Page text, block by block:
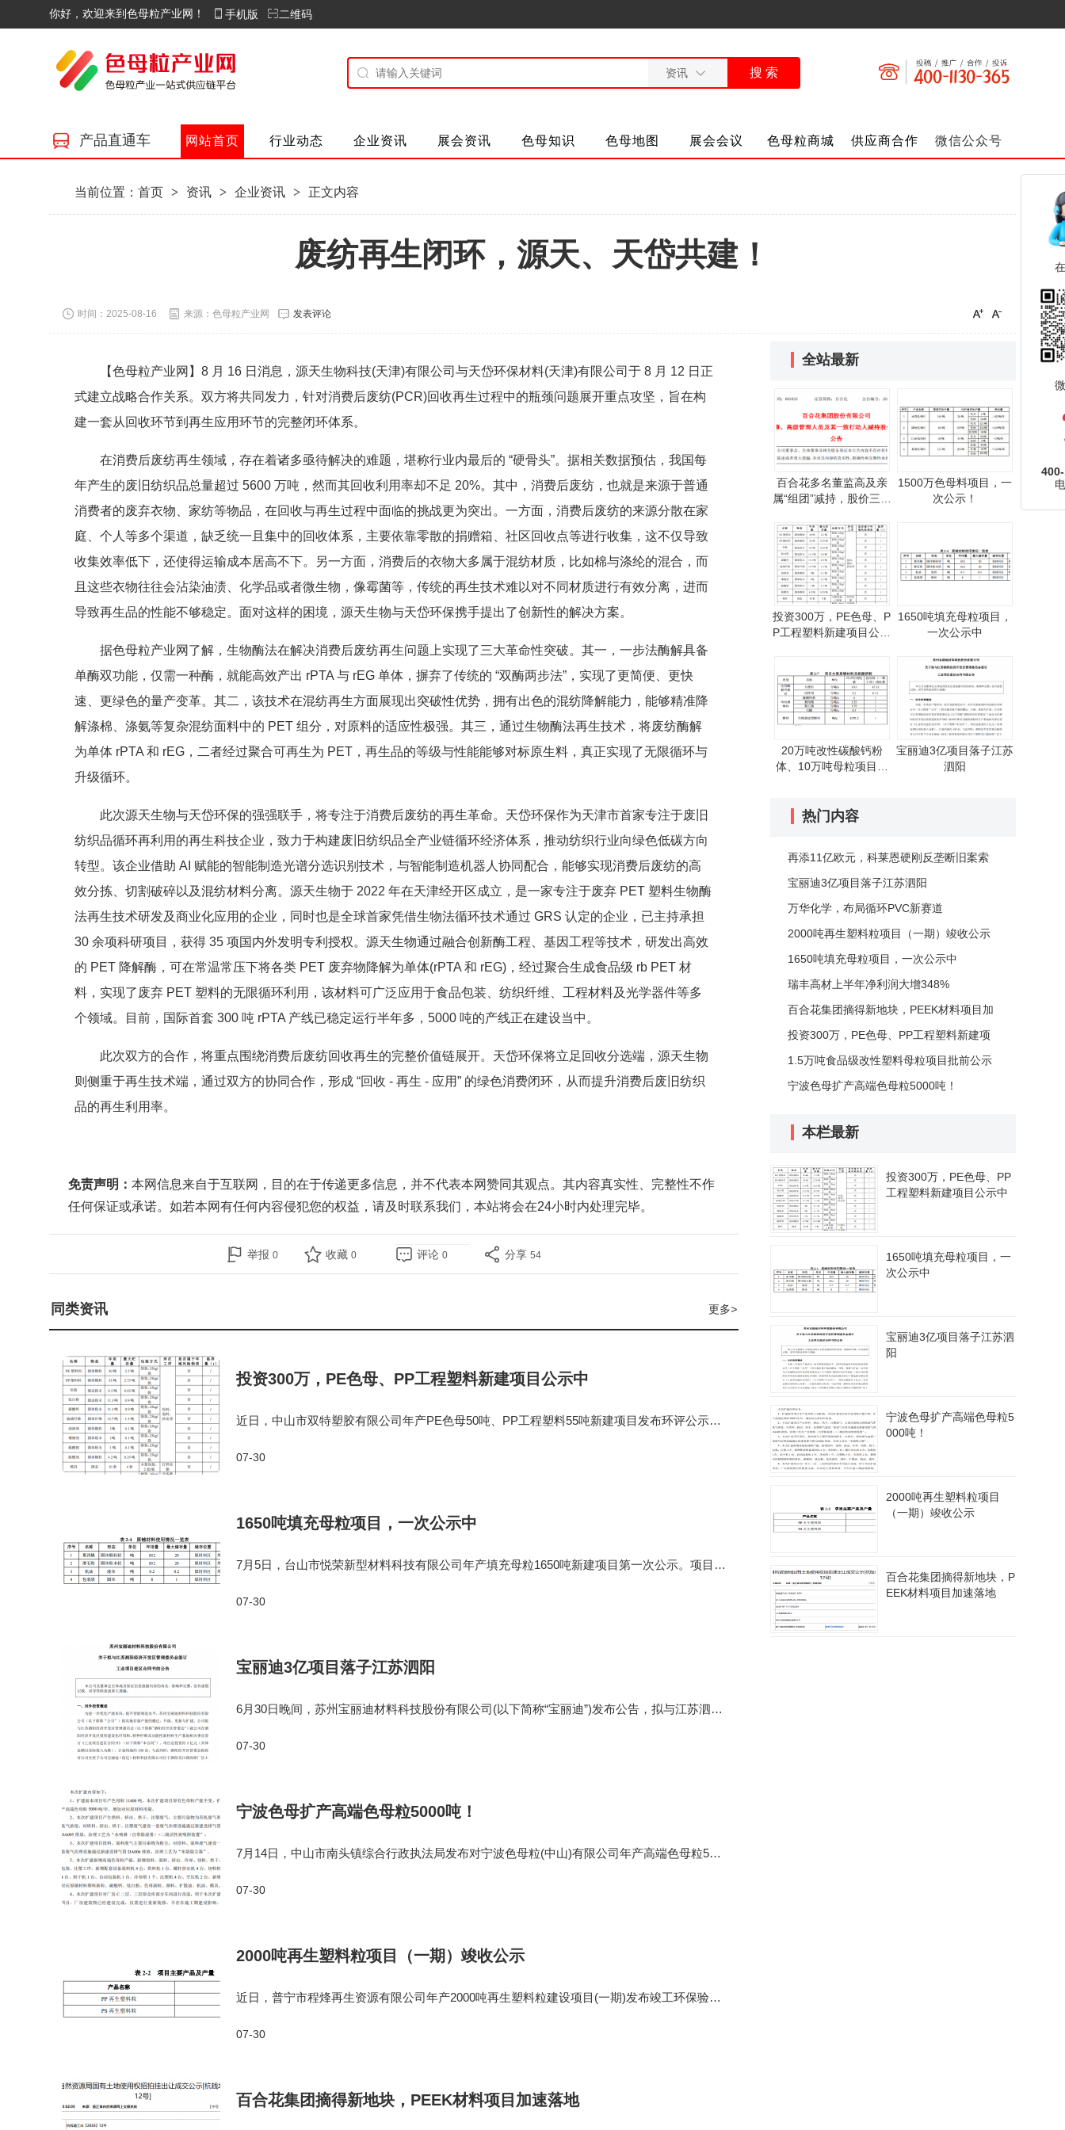
你好，欢迎来到色母粒产业网！ 手机版 二维码
产品直通车 网站首页 行业动态 企业资讯 展会资讯 色母知识 色母地图 展会会议 色母粒商城 供应商合作 微信公众号
当前位置： 首页 > 资讯 > 企业资讯 > 正文内容
废纺再生闭环，源天、天岱共建！
时间：2025-08-16 来源：色母粒产业网 发表评论
【色母粒产业网】8 月 16 日消息，源天生物科技(天津)有限公司与天岱环保材料(天津)有限公司于 8 月 12 日正
式建立战略合作关系。双方将共同发力，针对消费后废纺(PCR)回收再生过程中的瓶颈问题展开重点攻坚，旨在构
建一套从回收环节到再生应用环节的完整闭环体系。
在消费后废纺再生领域，存在着诸多亟待解决的难题，堪称行业内最后的 “硬骨头”。据相关数据预估，我国每
年产生的废旧纺织品总量超过 5600 万吨，然而其回收利用率却不足 20%。其中，消费后废纺，也就是来源于普通
消费者的废弃衣物、家纺等物品，在回收与再生过程中面临的挑战更为突出。一方面，消费后废纺的来源分散在家
庭、个人等多个渠道，缺乏统一且集中的回收体系，主要依靠零散的捐赠箱、社区回收点等进行收集，这不仅导致
收集效率低下，还使得运输成本居高不下。另一方面，消费后的衣物大多属于混纺材质，比如棉与涤纶的混合，而
且这些衣物往往会沾染油渍、化学品或者微生物，像霉菌等，传统的再生技术难以对不同材质进行有效分离，进而
导致再生品的性能不够稳定。面对这样的困境，源天生物与天岱环保携手提出了创新性的解决方案。
据色母粒产业网了解，生物酶法在解决消费后废纺再生问题上实现了三大革命性突破。其一，一步法酶解具备
单酶双功能，仅需一种酶，就能高效产出 rPTA 与 rEG 单体，摒弃了传统的 “双酶两步法”，实现了更简便、更快
速、更绿色的量产变革。其二，该技术在混纺再生方面展现出突破性优势，拥有出色的混纺降解能力，能够精准降
解涤棉、涤氨等复杂混纺面料中的 PET 组分，对原料的适应性极强。其三，通过生物酶法再生技术，将废纺酶解
为单体 rPTA 和 rEG，二者经过聚合可再生为 PET，再生品的等级与性能能够对标原生料，真正实现了无限循环与
升级循环。
此次源天生物与天岱环保的强强联手，将专注于消费后废纺的再生革命。天岱环保作为天津市首家专注于废旧
纺织品循环再利用的再生科技企业，致力于构建废旧纺织品全产业链循环经济体系，推动纺织行业向绿色低碳方向
转型。该企业借助 AI 赋能的智能制造光谱分选识别技术，与智能制造机器人协同配合，能够实现消费后废纺的高
效分拣、切割破碎以及混纺材料分离。源天生物于 2022 年在天津经开区成立，是一家专注于废弃 PET 塑料生物酶
法再生技术研发及商业化应用的企业，同时也是全球首家凭借生物法循环技术通过 GRS 认定的企业，已主持承担
30 余项科研项目，获得 35 项国内外发明专利授权。源天生物通过融合创新酶工程、基因工程等技术，研发出高效
的 PET 降解酶，可在常温常压下将各类 PET 废弃物降解为单体(rPTA 和 rEG)，经过聚合生成食品级 rb PET 材
料，实现了废弃 PET 塑料的无限循环利用，该材料可广泛应用于食品包装、纺织纤维、工程材料及光学器件等多
个领域。目前，国际首套 300 吨 rPTA 产线已稳定运行半年多，5000 吨的产线正在建设当中。
此次双方的合作，将重点围绕消费后废纺回收再生的完整价值链展开。天岱环保将立足回收分选端，源天生物
则侧重于再生技术端，通过双方的协同合作，形成 “回收 - 再生 - 应用” 的绿色消费闭环，从而提升消费后废旧纺织
品的再生利用率。
免责声明： 本网信息来自于互联网，目的在于传递更多信息，并不代表本网赞同其观点。其内容真实性、完整性不作
任何保证或承诺。如若本网有任何内容侵犯您的权益，请及时联系我们 ，本站将会在24小时内处理完毕。
举报 0 收藏 0 评论 0 分享 54
更多>
同类资讯
投资300万，PE色母、PP工程塑料新建项目公示中
近日，中山市双特塑胶有限公司年产PE色母50吨、PP工程塑料55吨新建项目发布环评公示。
㎡，总投资300万元，环保投资15万。主要从
07-30
1650吨填充母粒项目，一次公示中
7月5日，台山市悦荣新型材料科技有限公司年产填充母粒1650吨新建项目第一次公示。项目位
为，租用已建成的厂房内建设生产填充母粒1
07-30
宝丽迪3亿项目落子江苏泗阳
6月30日晚间，苏州宝丽迪材料科技股份有限公司(以下简称“宝丽迪”)发布公告，拟与江苏泗阳
特种纤维及功能性新材料生产基地。
07-30
宁波色母扩产高端色母粒5000吨！
7月14日，中山市南头镇综合行政执法局发布对宁波色母粒(中山)有限公司年产高端色母粒500
建，本次扩建后项目用地面积 13311.9平
07-30
2000吨再生塑料粒项目（一期）竣收公示
近日，普宁市程烽再生资源有限公司年产2000吨再生塑料粒建设项目(一期)发布竣工环保验收
总投资为600万元，其中环保投资为60万元
07-30
百合花集团摘得新地块，PEEK材料项目加速落地
全站最新
百合花多名董监高及亲
属“组团”减持，股价三日
1500万色母料项目，一
次公示！
投资300万，PE色母、P
P工程塑料新建项目公示
1650吨填充母粒项目，
一次公示中
20万吨改性碳酸钙粉
体、10万吨母粒项目验
宝丽迪3亿项目落子江苏
泗阳
热门内容
再添11亿欧元，科莱恩硬刚反垄断旧案索
赔潮
宝丽迪3亿项目落子江苏泗阳
万华化学，布局循环PVC新赛道
2000吨再生塑料粒项目（一期）竣收公示
1650吨填充母粒项目，一次公示中
瑞丰高材上半年净利润大增348%
百合花集团摘得新地块，PEEK材料项目加
速落地
投资300万，PE色母、PP工程塑料新建项
目公示中
1.5万吨食品级改性塑料母粒项目批前公示
宁波色母扩产高端色母粒5000吨！
本栏最新
投资300万，PE色母、PP
工程塑料新建项目公示中
1650吨填充母粒项目，一
次公示中
宝丽迪3亿项目落子江苏泗
阳
宁波色母扩产高端色母粒5
000吨！
2000吨再生塑料粒项目
（一期）竣收公示
百合花集团摘得新地块，P
EEK材料项目加速落地